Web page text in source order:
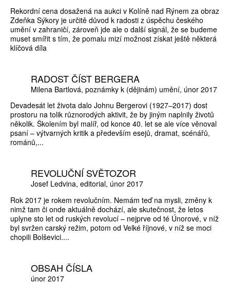
Rekordní cena dosažená na aukci v Kolíně nad Rýnem za obraz
Zdeňka Sýkory je určitě důvod k radosti z úspěchu českého
umění v zahraničí, zároveň jde ale o další signál, že se budeme
muset smířit s tím, že pomalu mizí možnost získat ještě některá
klíčová díla
RADOST ČÍST BERGERA
Milena Bartlová poznámky k (dějinám) umění únor 2017
Devadesát let života dalo Johnu Bergerovi (1927­–2017) dost
prostoru na tolik různorodých aktivit, že by jiným naplnily životů
několik. Školením byl malíř, od konce 40. let se ale více věnoval
psaní – výtvarných kritik a především esejů, dramat, scénářů,
románů,...
REVOLUČNÍ SVĚTOZOR
Josef Ledvina editorial únor 2017
Rok 2017 je rokem revolučním. Nemám teď na mysli, změny k
nimž tam či onde aktuálně dochází, ale skutečnost, že letos
uplyne sto let od ruských revolucí – nejprve od té Únorové, v níž
byl svržen carský režim, potom od Velké říjnové, v níž se moci
chopili Bolševici....
OBSAH ČÍSLA
únor 2017